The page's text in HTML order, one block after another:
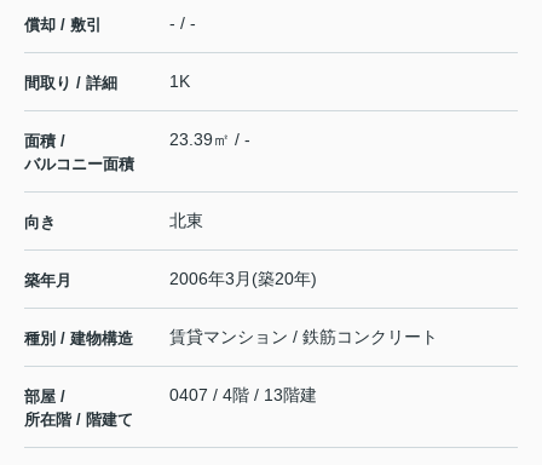
償却 / 敷引 - / -
間取り / 詳細 1K
面積 /
バルコニー面積
23.39㎡ / -
向き 北東
築年月 2006年3月(築20年)
種別 / 建物構造 賃貸マンション / 鉄筋コンクリート
部屋 /
所在階 / 階建て
0407 / 4階 / 13階建